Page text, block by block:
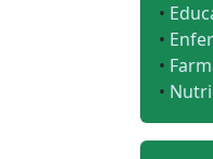
•
•
•
•